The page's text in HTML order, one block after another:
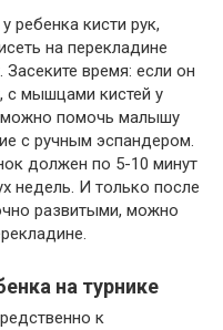
ребенка кисти рук,
на перекладине
время: если он
с мышцами кистей у
можно помочь малышу
с ручным эспандером.
должен по 5-10 минут
недель. И только после
развитыми, можно
на турнике
к